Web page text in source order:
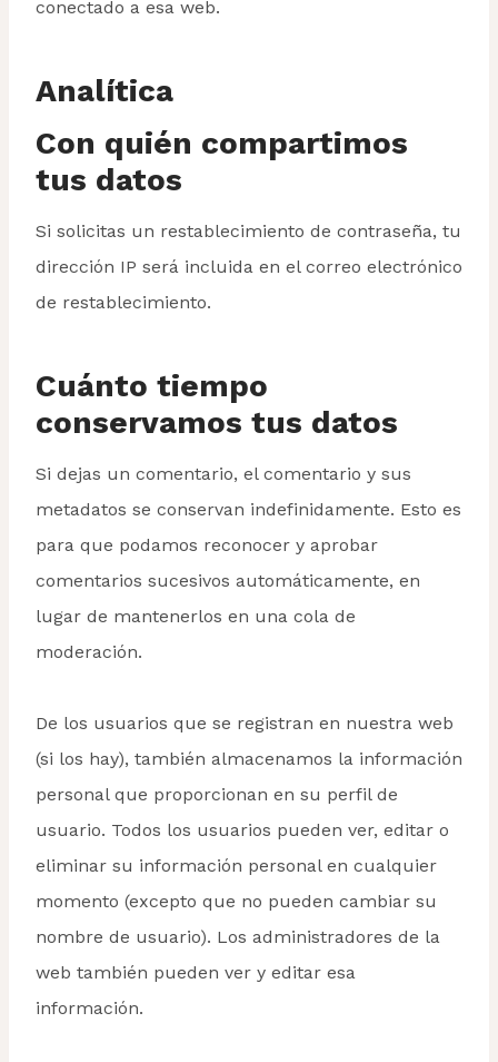
conectado a esa web.
Analítica
Con quién compartimos
tus datos
Si solicitas un restablecimiento de contraseña, tu
dirección IP será incluida en el correo electrónico
de restablecimiento.
Cuánto tiempo
conservamos tus datos
Si dejas un comentario, el comentario y sus
metadatos se conservan indefinidamente. Esto es
para que podamos reconocer y aprobar
comentarios sucesivos automáticamente, en
lugar de mantenerlos en una cola de
moderación.
De los usuarios que se registran en nuestra web
(si los hay), también almacenamos la información
personal que proporcionan en su perfil de
usuario. Todos los usuarios pueden ver, editar o
eliminar su información personal en cualquier
momento (excepto que no pueden cambiar su
nombre de usuario). Los administradores de la
web también pueden ver y editar esa
información.